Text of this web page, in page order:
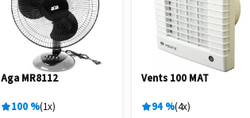
Aga MR8112
100 % 1x
Vents 100 MAT
94% 4x